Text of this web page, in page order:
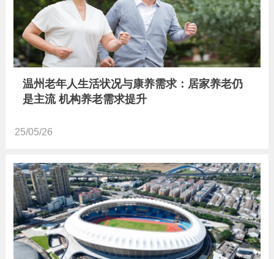
温州老年人生活状况与康养需求：居家养老仍
是主流 机构养老需求提升
25/05/26